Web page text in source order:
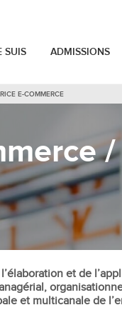
E-COMMERCE
et de
et multicanale de
Client
SUIS ADMISSIONS